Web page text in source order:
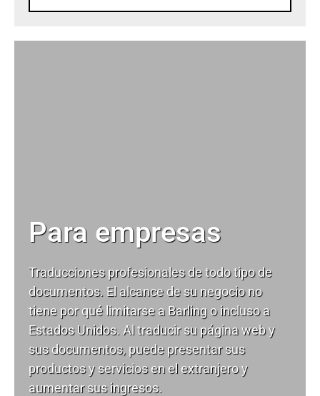
Para empresas
Traducciones profesionales de todo tipo de
documentos. El alcance de su negocio no
tiene por qué limitarse a Barling o incluso a
Estados Unidos. Al traducir su página web y
sus documentos, puede presentar sus
productos y servicios en el extranjero y
aumentar sus ingresos.